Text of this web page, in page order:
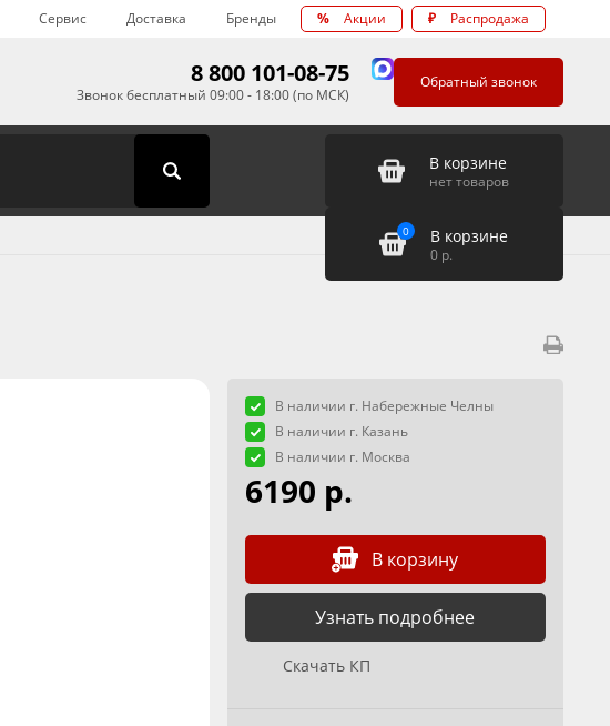
Сервис Доставка Бренды % Акции ₽ Распродажа
8 800 101-08-75
Звонок бесплатный 09:00 - 18:00 (по МСК)
Обратный звонок
В корзине
нет товаров
0 В корзине
0 р.
В наличии г. Набережные Челны
В наличии г. Казань
В наличии г. Москва
6190 р.
В корзину
Узнать подробнее
Скачать КП